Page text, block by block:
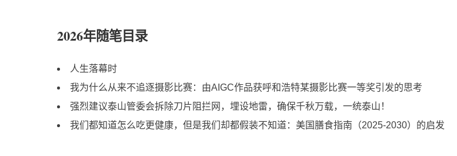
2026年随笔目录
人生落幕时
我为什么从来不追逐摄影比赛：由AIGC作品获呼和浩特某摄影比赛一等奖引发的思考
强烈建议泰山管委会拆除刀片阻拦网，埋设地雷，确保千秋万载，一统泰山！
我们都知道怎么吃更健康，但是我们却都假装不知道：美国膳食指南（2025-2030）的启发